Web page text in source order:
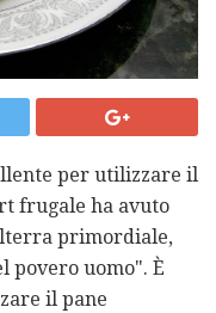
per utilizzare il
frugale ha avuto
primordiale,
povero uomo". È
il pane